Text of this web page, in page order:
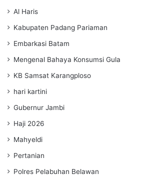
Al Haris
Kabupaten Padang Pariaman
Embarkasi Batam
Mengenal Bahaya Konsumsi Gula
KB Samsat Karangploso
hari kartini
Gubernur Jambi
Haji 2026
Mahyeldi
Pertanian
Polres Pelabuhan Belawan